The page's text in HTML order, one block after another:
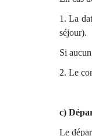
1. La
séjour).
Si
2. Le
c)
Le